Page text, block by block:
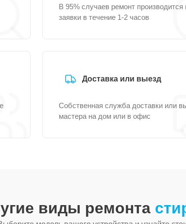
В 95% случаев ремонт производится
заявки в течение 1-2 часов
Доставка или выезд
Собственная служба доставки или
мастера на дом или в офис
виды ремонта